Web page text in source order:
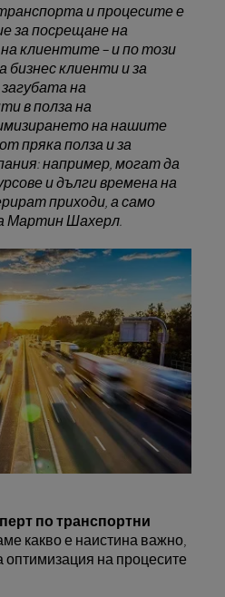
и процесите е
за посрещане на
клиентите – и по този
бизнес клиенти и за
на
в полза на
на нашите
пряка полза и за
например, могат да
и дълги времена на
приходи, а само
Мартин Шахерл.
по транспортни
какво е наистина важно,
оптимизация на процесите